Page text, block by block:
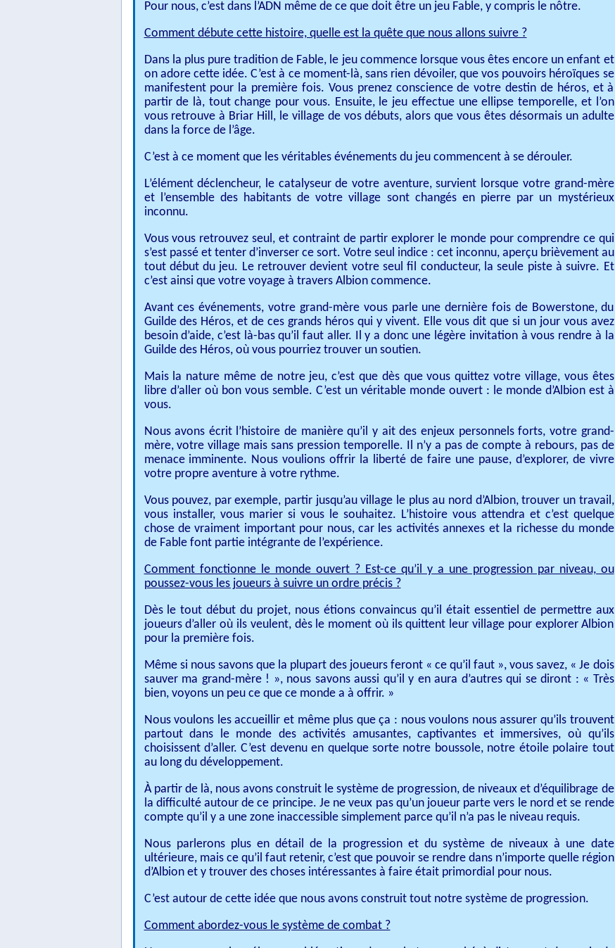
Pour nous, c’est dans l’ADN même de ce que doit être un jeu Fable, y compris le nôtre.
Comment débute cette histoire, quelle est la quête que nous allons suivre ?
Dans la plus pure tradition de Fable, le jeu commence lorsque vous êtes encore un enfant et
on adore cette idée. C’est à ce moment-là, sans rien dévoiler, que vos pouvoirs héroïques se
manifestent pour la première fois. Vous prenez conscience de votre destin de héros, et à
partir de là, tout change pour vous. Ensuite, le jeu effectue une ellipse temporelle, et l’on
vous retrouve à Briar Hill, le village de vos débuts, alors que vous êtes désormais un adulte
dans la force de l’âge.
C’est à ce moment que les véritables événements du jeu commencent à se dérouler.
L’élément déclencheur, le catalyseur de votre aventure, survient lorsque votre grand-mère
et l’ensemble des habitants de votre village sont changés en pierre par un mystérieux
inconnu.
Vous vous retrouvez seul, et contraint de partir explorer le monde pour comprendre ce qui
s’est passé et tenter d’inverser ce sort. Votre seul indice : cet inconnu, aperçu brièvement au
tout début du jeu. Le retrouver devient votre seul fil conducteur, la seule piste à suivre. Et
c’est ainsi que votre voyage à travers Albion commence.
Avant ces événements, votre grand-mère vous parle une dernière fois de Bowerstone, du
Guilde des Héros, et de ces grands héros qui y vivent. Elle vous dit que si un jour vous avez
besoin d’aide, c’est là-bas qu’il faut aller. Il y a donc une légère invitation à vous rendre à la
Guilde des Héros, où vous pourriez trouver un soutien.
Mais la nature même de notre jeu, c’est que dès que vous quittez votre village, vous êtes
libre d’aller où bon vous semble. C’est un véritable monde ouvert : le monde d’Albion est à
vous.
Nous avons écrit l’histoire de manière qu’il y ait des enjeux personnels forts, votre grand-
mère, votre village mais sans pression temporelle. Il n’y a pas de compte à rebours, pas de
menace imminente. Nous voulions offrir la liberté de faire une pause, d’explorer, de vivre
votre propre aventure à votre rythme.
Vous pouvez, par exemple, partir jusqu’au village le plus au nord d’Albion, trouver un travail,
vous installer, vous marier si vous le souhaitez. L’histoire vous attendra et c’est quelque
chose de vraiment important pour nous, car les activités annexes et la richesse du monde
de Fable font partie intégrante de l’expérience.
Comment fonctionne le monde ouvert ? Est-ce qu’il y a une progression par niveau, ou
poussez-vous les joueurs à suivre un ordre précis ?
Dès le tout début du projet, nous étions convaincus qu’il était essentiel de permettre aux
joueurs d’aller où ils veulent, dès le moment où ils quittent leur village pour explorer Albion
pour la première fois.
Même si nous savons que la plupart des joueurs feront « ce qu’il faut », vous savez, « Je dois
sauver ma grand-mère ! », nous savons aussi qu’il y en aura d’autres qui se diront : « Très
bien, voyons un peu ce que ce monde a à offrir. »
Nous voulons les accueillir et même plus que ça : nous voulons nous assurer qu’ils trouvent
partout dans le monde des activités amusantes, captivantes et immersives, où qu’ils
choisissent d’aller. C’est devenu en quelque sorte notre boussole, notre étoile polaire tout
au long du développement.
À partir de là, nous avons construit le système de progression, de niveaux et d’équilibrage de
la difficulté autour de ce principe. Je ne veux pas qu’un joueur parte vers le nord et se rende
compte qu’il y a une zone inaccessible simplement parce qu’il n’a pas le niveau requis.
Nous parlerons plus en détail de la progression et du système de niveaux à une date
ultérieure, mais ce qu’il faut retenir, c’est que pouvoir se rendre dans n’importe quelle région
d’Albion et y trouver des choses intéressantes à faire était primordial pour nous.
C’est autour de cette idée que nous avons construit tout notre système de progression.
Comment abordez-vous le système de combat ?